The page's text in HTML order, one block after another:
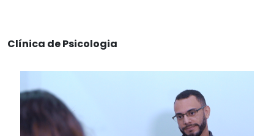
Clínica de Psicologia